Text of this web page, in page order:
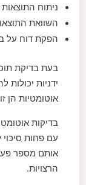
ניתוח התוצאות
השוואת
הפקת דוח על
בעת בדיקת
ידניות יכולות
אוטומטיות הן
בדיקות
עם פחות סיכוי
אותם מספר
הרצויות.